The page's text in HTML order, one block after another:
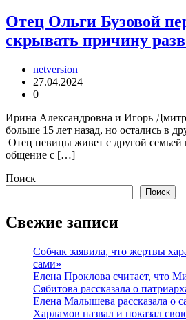
Отец Ольги Бузовой
скрывать причину
netversion
27.04.2024
0
Ирина Александровна и Игорь
больше 15 лет назад, но остались в
Отец певицы живет с другой семьей
общение с […]
Поиск
Поиск
Свежие записи
Собчак заявила, что жертвы
сами»
Елена Проклова считает, что
Сябитова рассказала о
Елена Малышева рассказала о
Харламов назвал и показал